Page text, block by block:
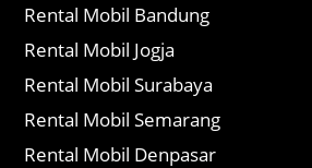
Rental Mobil Bandung
Rental Mobil Jogja
Rental Mobil Surabaya
Rental Mobil Semarang
Rental Mobil Denpasar